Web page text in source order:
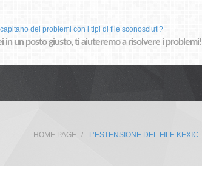
dei problemi con i tipi di file sconosciuti?
in un posto giusto, ti aiuteremo a risolvere i problemi!
HOME PAGE L’ESTENSIONE DEL FILE KEXIC